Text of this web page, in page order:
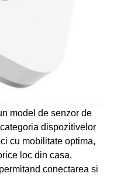
model de senzor de
dispozitivelor
cu mobilitate optima,
loc din casa.
conectarea si